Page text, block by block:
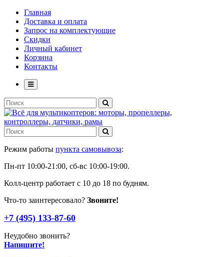
Главная
Доставка и оплата
Запрос на комплектующие
Скидки
Личный кабинет
Корзина
Контакты
Режим работы пункта самовывоза:
Пн-пт 10:00-21:00, сб-вс 10:00-19:00.
Колл-центр работает с 10 до 18 по будням.
Что-то заинтересовало? Звоните!
+7 (495) 133-87-60
Неудобно звонить?
Напишите!